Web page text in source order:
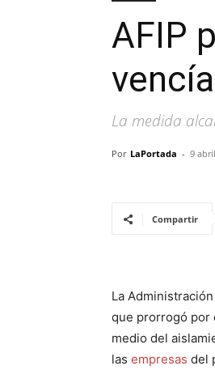
AFIP
La medida
Por LaPortada - 9
Compartir
La
que prorrogó por
medio del
las empresas del